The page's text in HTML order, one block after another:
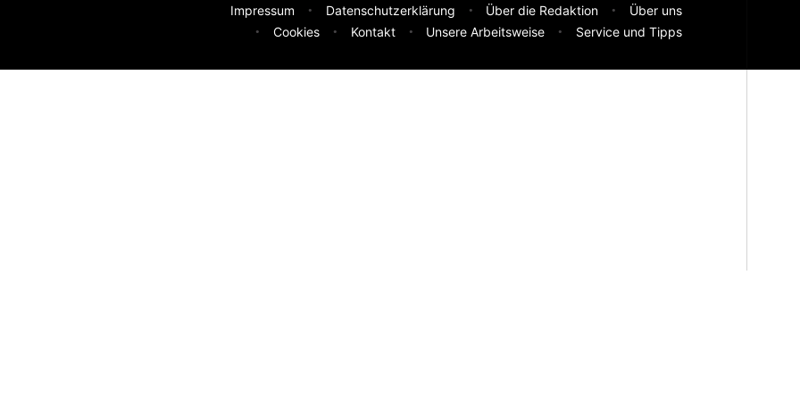
Impressum Datenschutzerklärung Über die Redaktion
Über uns
Cookies
Kontakt Unsere Arbeitsweise Service und Tipps